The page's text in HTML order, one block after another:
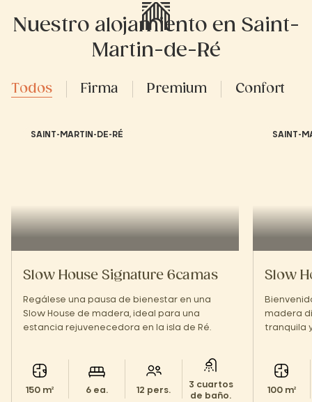
Nuestro alojamiento en Saint-
Martin-de-Ré
Todos Firma Premium Confort
SAINT-MARTIN-DE-RÉ
Slow House Signature 6camas
Regálese una pausa de bienestar en una
Slow House de madera, ideal para una
estancia rejuvenecedora en la isla de Ré.
150 m² 6 ea. 12 pers.
3 cuartos
de baño.
SAINT-
Slow
madera
tranquila
100 m²